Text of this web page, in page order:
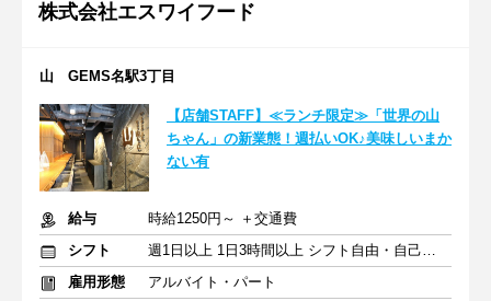
株式会社エスワイフード
山 GEMS名駅3丁目
【店舗STAFF】≪ランチ限定≫「世界の山
ちゃん」の新業態！週払いOK♪美味しいまか
ない有
給与
時給1250円～ ＋交通費
シフト
週1日以上 1日3時間以上 シフト自由・自己申告
雇用形態
アルバイト・パート